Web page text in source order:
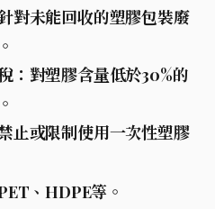
對未能回收的塑膠包裝廢
：對塑膠含量低於30%的
止或限制使用一次性塑膠
、HDPE等。